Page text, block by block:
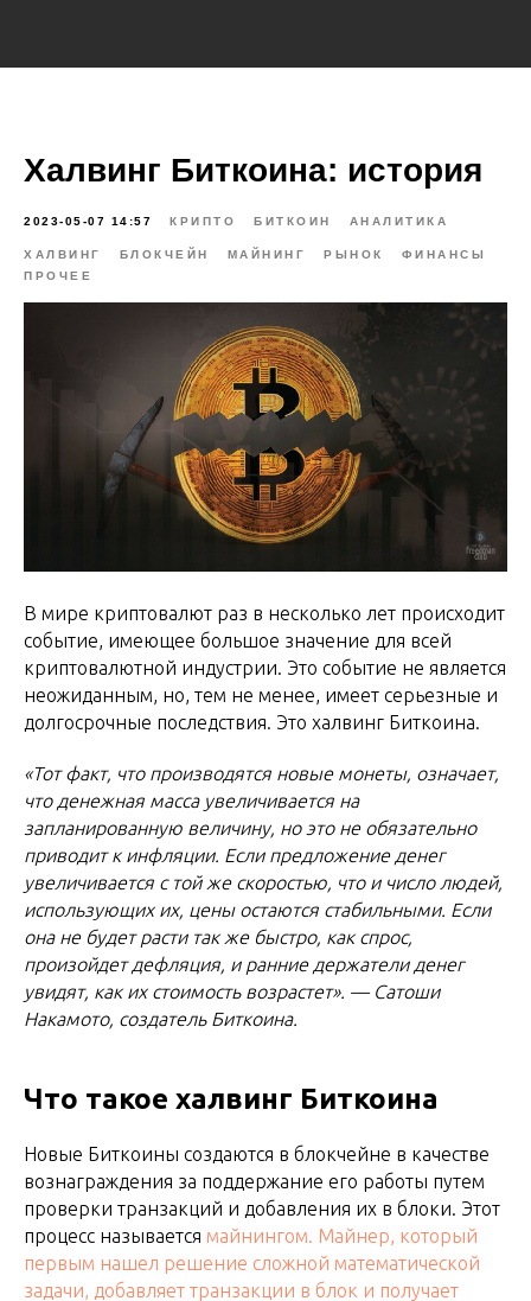
Халвинг Биткоина: история
2023-05-07 14:57 КРИПТО БИТКОИН АНАЛИТИКА
ХАЛВИНГ БЛОКЧЕЙН МАЙНИНГ РЫНОК
ФИНАНСЫ
ПРОЧЕЕ
В мире криптовалют раз в несколько лет происходит
событие, имеющее большое значение для всей
криптовалютной индустрии. Это событие не является
неожиданным, но, тем не менее, имеет серьезные и
долгосрочные последствия. Это халвинг Биткоина.
«Тот факт, что производятся новые монеты, означает,
что денежная масса увеличивается на
запланированную величину, но это не обязательно
приводит к инфляции. Если предложение денег
увеличивается с той же скоростью, что и число людей,
использующих их, цены остаются стабильными. Если
она не будет расти так же быстро, как спрос,
произойдет дефляция, и ранние держатели денег
увидят, как их стоимость возрастет». — Сатоши
Накамото, создатель Биткоина.
Что такое халвинг Биткоина
Новые Биткоины создаются в блокчейне в качестве
вознаграждения за поддержание его работы путем
проверки транзакций и добавления их в блоки. Этот
процесс называется майнингом. Майнер, который
первым нашел решение сложной математической
задачи, добавляет транзакции в блок и получает